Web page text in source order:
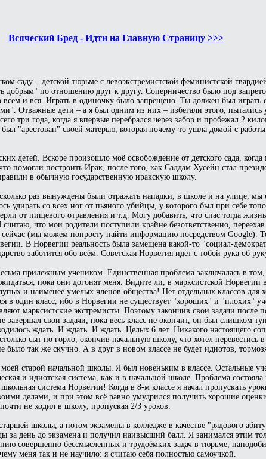
Всяческий Бред - Идти на Главную Страницу >>>
саду – детской тюрьме с левоэкстремистской феминистской
по отношению друг к другу. Соперничество было под
и вся. Играть в одиночку было запрещено. Ты должен был играть
Отважные дети – а я был одним из них – избегали этого, пытались
три года, когда я впервые перебрался через забор и пробежал 2
"арестован" своей матерью, которая почему-то ушла домой с работы
детей. Вскоре произошло моё освобождение от детского сада, когда
помогли построить Ирак, после того, как Саддам Хусейн стал
в обычную государственную иракскую школу.
раз вынуждены были отражать нападки, в школе и на улице, мы
со всех ног от пьяного убийцы, у которого был при себе
от пищевого отравления и т.д. Могу добавить, что спас тогда
что мои родители поступили крайне безответственно,
(мы можем попросту найти информацию посредством Google).
В Норвегии реальность была замещена какой-то "социал-
заботится обо всём. Советская Норвегия идёт с тобой рука об
прилежным учеником. Единственная проблема заключалась в том,
пока они догонят меня. Видите ли, в марксистской Норвегии
и наименее умелых членов общества! Нет отдельных классов
в один класс, ибо в Норвегии не существует "хороших" и "плохих"
марксистские экстремисты. Поэтому закончив свои задачи после
свои задачи, пока весь класс не окончит, он был слишком
ждать. И ждать. И ждать. Целых 6 лет. Никакого настоящего
сыт по горло, окончив начальную школу, что хотел перевестись
так же скучно. А в друг в новом классе не будет идиотов,
старой начальной школы. Я был новеньким в классе. Остальные
и идиотская система, как и в начальной школе. Проблема
система Норвегии! Когда в 8-м классе я начал пропускать
делами, и при этом всё равно умудрился получить хорошие
не ходил в школу, пропуская 2/3 уроков.
школы, а потом экзамены в колледже в качестве "рядового
день до экзамена и получил наивысший балл. Я занимался этим
совершенно бессмысленных и трудоёмких задач в тюрьме,
меня так и не научило: я считаю себя полностью самоучкой.